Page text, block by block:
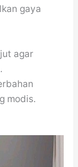
gaya
agar
modis.